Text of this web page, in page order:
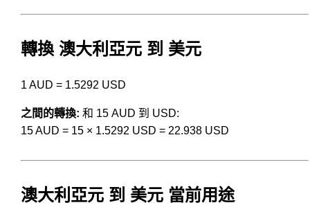
轉換 澳大利亞元 到 美元
1 AUD = 1.5292 USD
之間的轉換: 和 15 AUD 到 USD:
15 AUD = 15 × 1.5292 USD = 22.938 USD
澳大利亞元 到 美元 當前用途